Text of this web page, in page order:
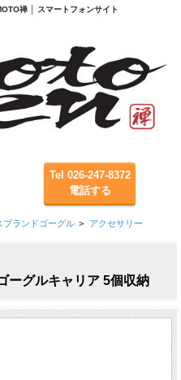
禅 │ スマートフォンサイト
Tel 026-247-8372
電話する
ブランドゴーグル > アクセサリー
ーグルキャリア 5個収納